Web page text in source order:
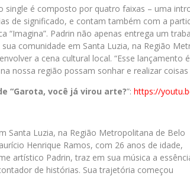
single é composto por quatro faixas – uma
de significado, e contam também com a
“Imagina”. Padrin não apenas entrega um
comunidade em Santa Luzia, na Região
a cena cultural local. “Esse
nossa região possam sonhar e realizar
“Garota, você já virou arte?”: https://
Santa Luzia, na Região Metropolitana de Belo
Henrique Ramos, com 26 anos de idade,
artístico Padrin, traz em sua música a
de histórias. Sua trajetória começou